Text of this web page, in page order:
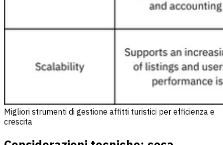
Migliori strumenti di gestione affitti turistici per efficienza e
crescita